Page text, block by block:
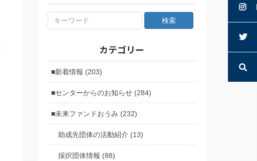
カテゴリー
■新着情報 (203)
■センターからのお知らせ (284)
■未来ファンドおうみ (232)
助成先団体の活動紹介 (13)
採択団体情報 (88)